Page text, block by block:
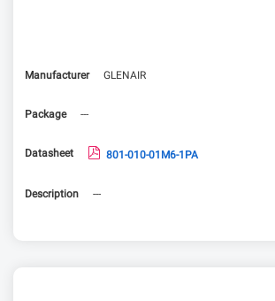
Manufacturer
GLENAIR
Package ---
Datasheet 801-010-01M6-1PA
Description ---